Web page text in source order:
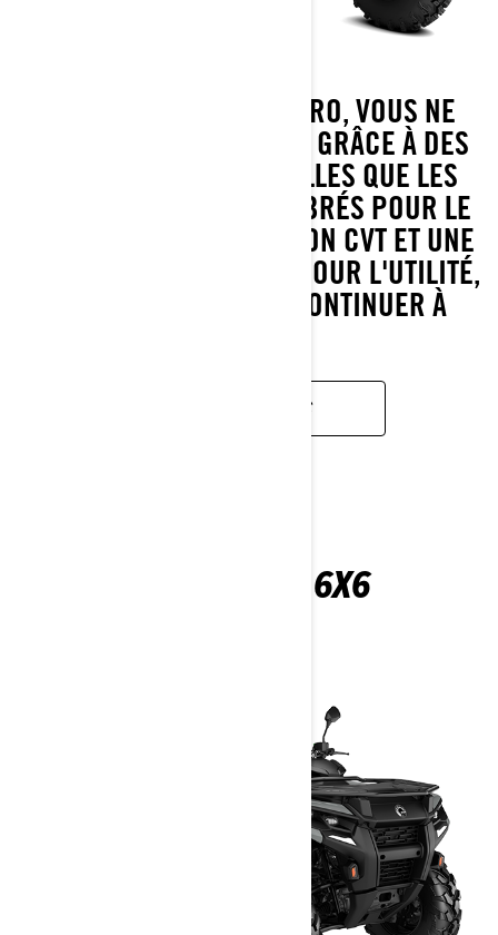
AVEC UN OUTLANDER PRO, VOUS NE
SEREZ JAMAIS DÉPASSÉ. GRÂCE À DES
CARACTÉRISTIQUES TELLES QUE LES
MOTEURS ROTAX® CALIBRÉS POUR LE
TRAVAIL, LA TRANSMISSION CVT ET UNE
SUSPENSION CALIBRÉE POUR L'UTILITÉ,
IL EST CONÇU POUR CONTINUER À
EN SAVOIR PLUS
OUTLANDER 6X6